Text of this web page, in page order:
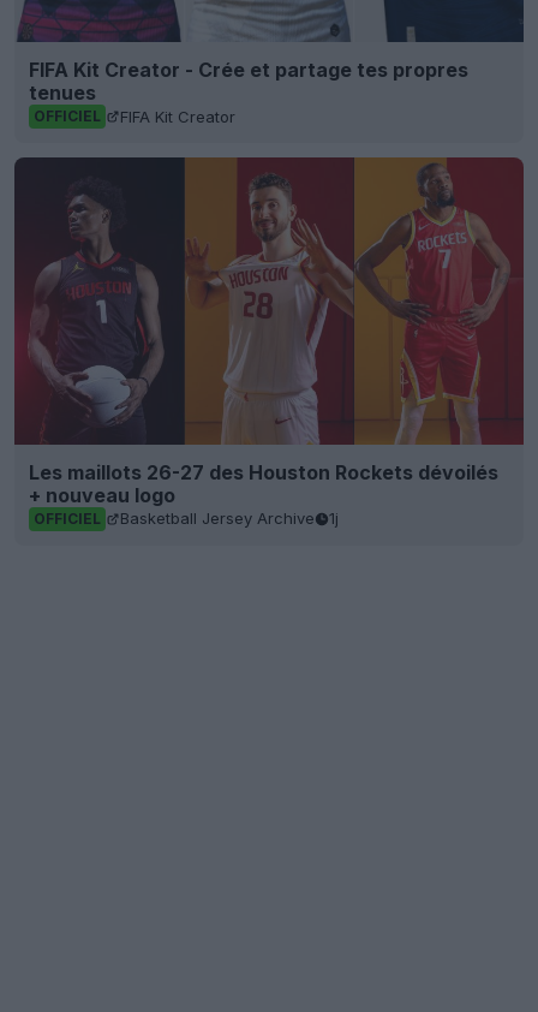
FIFA Kit Creator - Crée et partage tes propres
tenues
OFFICIEL FIFA Kit Creator
Les maillots 26-27 des Houston Rockets dévoilés
+ nouveau logo
OFFICIEL Basketball Jersey Archive 1j